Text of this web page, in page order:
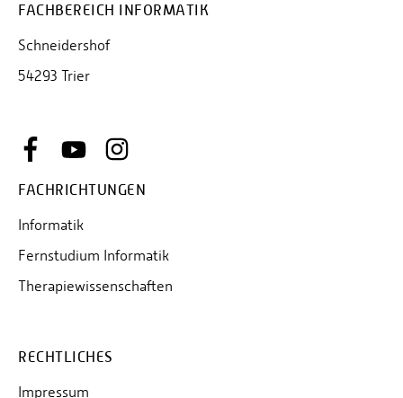
FACHBEREICH INFORMATIK
Schneidershof
54293 Trier
FACHRICHTUNGEN
Informatik
Fernstudium Informatik
Therapiewissenschaften
RECHTLICHES
Impressum